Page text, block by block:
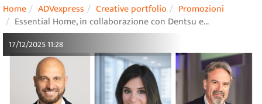
Home ADVexpress Creative portfolio
Promozioni
Essential Home, in collaborazione con Dentsu e…
17/12/2025 11:28